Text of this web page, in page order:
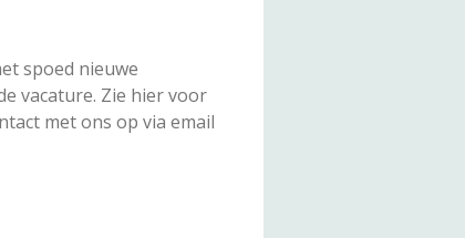
spoed nieuwe
vacature. Zie hier voor
met ons op via email